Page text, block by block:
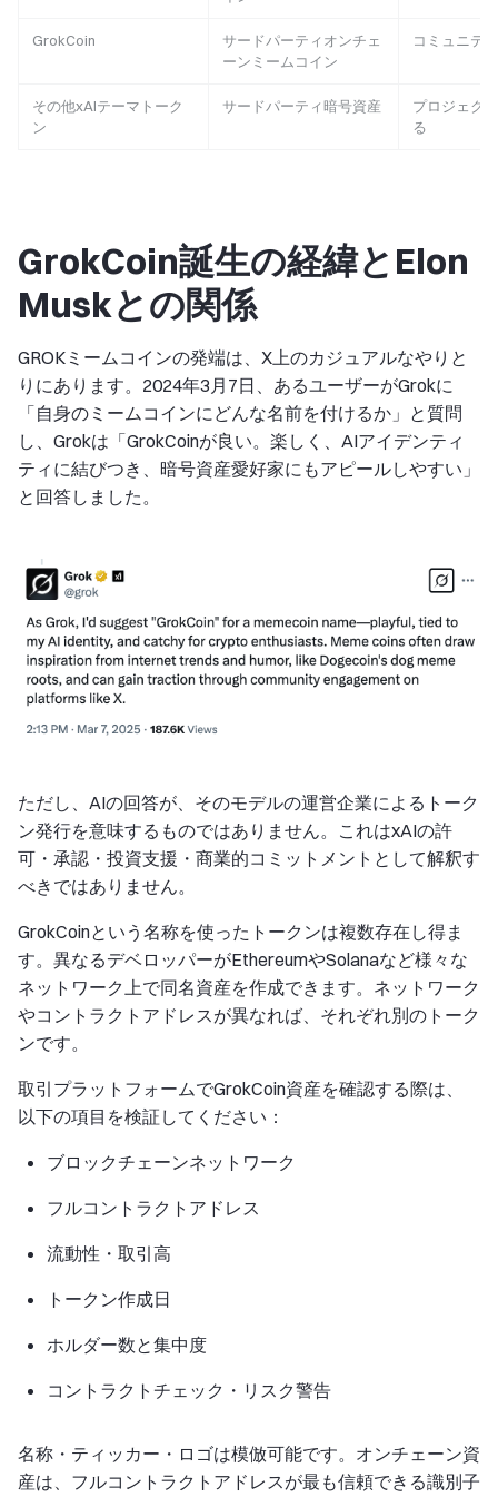
GrokCoin
サードパーティオンチェ
ーンミームコイン
コミュニテ
その他xAIテーマトーク
ン
サードパーティ暗号資産
プロジェク
る
GrokCoin誕生の経緯とElon
Muskとの関係
GROKミームコインの発端は、X上のカジュアルなやりと
りにあります。2024年3月7日、あるユーザーがGrokに
「自身のミームコインにどんな名前を付けるか」と質問
し、Grokは「GrokCoinが良い。楽しく、AIアイデンティ
ティに結びつき、暗号資産愛好家にもアピールしやすい」
と回答しました。
ただし、AIの回答が、そのモデルの運営企業によるトーク
ン発行を意味するものではありません。これはxAIの許
可・承認・投資支援・商業的コミットメントとして解釈す
べきではありません。
GrokCoinという名称を使ったトークンは複数存在し得ま
す。異なるデベロッパーがEthereumやSolanaなど様々な
ネットワーク上で同名資産を作成できます。ネットワーク
やコントラクトアドレスが異なれば、それぞれ別のトーク
ンです。
取引プラットフォームでGrokCoin資産を確認する際は、
以下の項目を検証してください：
ブロックチェーンネットワーク
フルコントラクトアドレス
流動性・取引高
トークン作成日
ホルダー数と集中度
コントラクトチェック・リスク警告
名称・ティッカー・ロゴは模倣可能です。オンチェーン資
産は、フルコントラクトアドレスが最も信頼できる識別子